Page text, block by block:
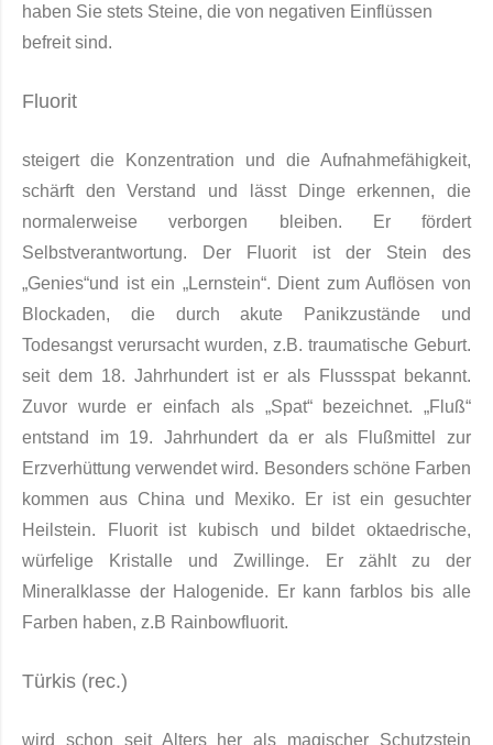
haben Sie stets Steine, die von negativen Einflüssen
befreit sind.
Fluorit
steigert die Konzentration und die Aufnahmefähigkeit,
schärft den Verstand und lässt Dinge erkennen, die
normalerweise verborgen bleiben. Er fördert
Selbstverantwortung. Der Fluorit ist der Stein des
„Genies“und ist ein „Lernstein“. Dient zum Auflösen von
Blockaden, die durch akute Panikzustände und
Todesangst verursacht wurden, z.B. traumatische Geburt.
seit dem 18. Jahrhundert ist er als Flussspat bekannt.
Zuvor wurde er einfach als „Spat“ bezeichnet. „Fluß“
entstand im 19. Jahrhundert da er als Flußmittel zur
Erzverhüttung verwendet wird. Beson­ders schöne Farben
kommen aus China und Mexiko. Er ist ein gesuchter
Heilstein. Fluorit ist kubisch und bil­det oktaedrische,
würfelige Kristalle und Zwillinge. Er zählt zu der
Mineralklasse der Haloge­nide. Er kann farblos bis alle
Farben haben, z.B Rainbowfluorit.
Türkis (rec.)
wird schon seit Alters her als magischer Schutzstein